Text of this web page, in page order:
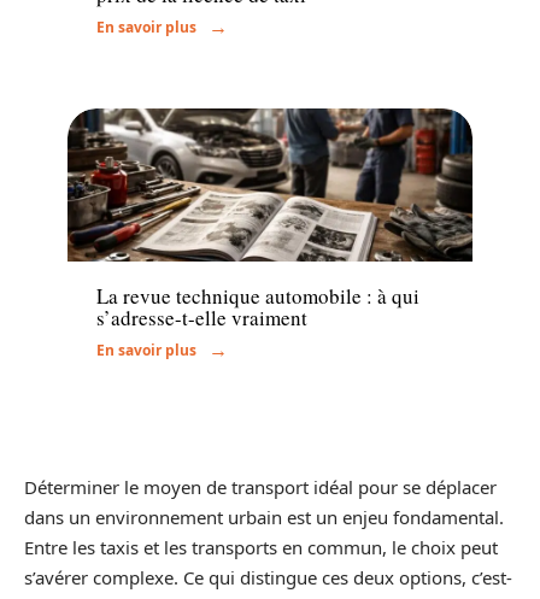
En savoir plus
Actu
La revue technique automobile : à qui
s’adresse-t-elle vraiment
En savoir plus
Déterminer le moyen de transport idéal pour se déplacer
dans un environnement urbain est un enjeu fondamental.
Entre les taxis et les transports en commun, le choix peut
s’avérer complexe. Ce qui distingue ces deux options, c’est-